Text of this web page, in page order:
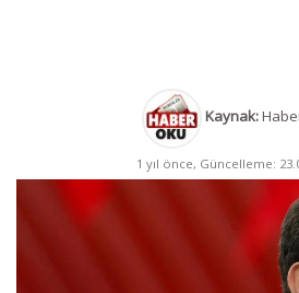
Kaynak:
1 yıl önce, Güncelleme: